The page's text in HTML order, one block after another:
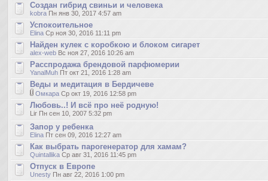
Создан гибрид свиньи и человека
kobra Пн янв 30, 2017 4:57 am
Успокоительное
Elina Ср ноя 30, 2016 11:11 pm
Найден кулек с коробкою и блоком сигарет
alex-web Вс ноя 27, 2016 10:26 am
Расспродажа брендовой парфюмерии
YanalMuh Пт окт 21, 2016 1:28 am
Веды и медитация в Бердичеве
Омкара Ср окт 19, 2016 12:58 pm
Любовь..! И всё про неё родную!
Lir Пн сен 10, 2007 5:32 pm
Запор у ребенка
Elina Пт сен 09, 2016 12:27 am
Как выбрать парогенератор для хамам?
Quintallika Ср авг 31, 2016 11:45 pm
Отпуск в Европе
Unesty Пн авг 22, 2016 1:00 pm